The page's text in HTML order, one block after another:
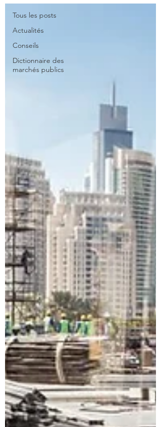
Tous les posts
Actualités
Conseils
Dictionnaire des
marchés publics